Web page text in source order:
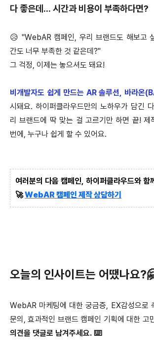
다 좋은데... 시간과 비용이 부족하다면?
😥 "WebAR 캠페인, 우리 브랜드도 해보고
간도 너무 부족한 것 같은데?"
그 걱정, 이제는 놓으셔도 돼요!
비개발자도 쉽게 만드는 AR 솔루션, 바라온
시돼요. 하이퍼클라우드만의 노하우가 담긴
리 브랜드에 딱 맞는 걸 고르기만 하면 끝! 제
번에, 누구나 쉽게 할 수 있어요.
여러분의 다음 캠페인, 하이퍼클라우드와 함
🚀WebAR 캠페인 제작 상담하기
오늘의 인사이트는 어땠나요
WebAR 마케팅에 대한 궁금증, EX감성으로
문의,효과적인 브랜드 캠페인 기획에 대한 고
의견을 댓글로 남겨주세요. ⌨️